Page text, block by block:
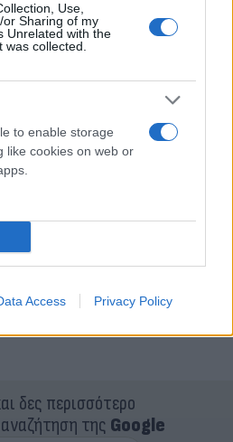
Use,
Sharing of my
Unrelated with the
collected.
to enable storage
like cookies on web or
Access Privacy Policy
δες περισσότερο
της Google